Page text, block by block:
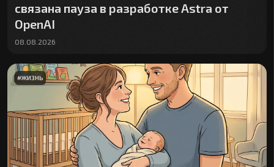
связана пауза в разработке Astra от
OpenAI
08.08.2026
#ЖИЗНЬ